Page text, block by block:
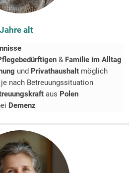
alt
& Familie im Alltag
und Privathaushalt möglich
je nach Betreuungssituation
aus Polen
Demenz